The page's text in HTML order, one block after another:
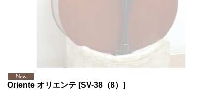
Oriente オリエンテ [SV-38（8）]